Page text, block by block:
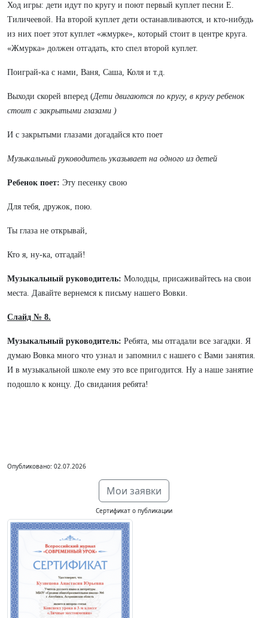
Ход игры: дети идут по кругу и поют первый куплет песни Е.
Тиличеевой. На второй куплет дети останавливаются, и кто-нибудь
из них поет этот куплет «жмурке», который стоит в центре круга.
«Жмурка» должен отгадать, кто спел второй куплет.
Поиграй-ка с нами, Ваня, Саша, Коля и т.д.
Выходи скорей вперед (Дети двигаются по кругу, в кругу ребенок
стоит с закрытыми глазами )
И с закрытыми глазами догадайся кто поет
Музыкальный руководитель указывает на одного из детей
Ребенок поет: Эту песенку свою
Для тебя, дружок, пою.
Ты глаза не открывай,
Кто я, ну-ка, отгадай!
Музыкальный руководитель: Молодцы, присаживайтесь на свои
места. Давайте вернемся к письму нашего Вовки.
Слайд № 8.
Музыкальный руководитель: Ребята, мы отгадали все загадки. Я
думаю Вовка много что узнал и запомнил с нашего с Вами занятия.
И в музыкальной школе ему это все пригодится. Ну а наше занятие
подошло к концу. До свидания ребята!
Опубликовано: 02.07.2026
Мои заявки
Сертификат о публикации